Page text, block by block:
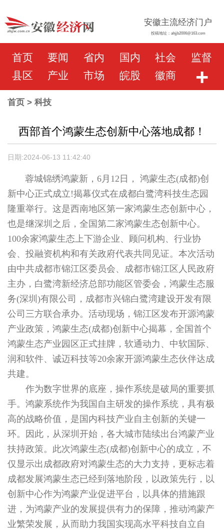
安徽主流经济门户
投稿地址：ahjjb2006@163.com
首页 要闻 省内 国内 社会
监督
县区
产业 市场 皖股 徽商 +
首页> 科技
西部首个鸿蒙生态创新中心落地成都！
日期:2024-06-13 11:42:40
蓉城锦绣鸿蒙新，6月12日， 鸿蒙生态(成都)创
新中心正式成立!揭幕仪式在成都白鹭湾科技生态园
隆重举行。这是西南地区第一家鸿蒙生态创新中心，
也是继深圳之后，全国第二家鸿蒙生态创新中心。
100余家鸿蒙生态上下游企业、顾问机构、行业协
会、投融资机构和有关政府代表共同见证。本次活动
由中共成都市锦江区委员会、成都市锦江区人民政府
主办，白鹭湾新经济总部功能区管委会，鸿蒙生态服
务(深圳)有限公司，成都市兴锦白鹭湾建设开发有限
公司三方联合承办。活动现场，锦江区发布开源鸿蒙
产业政策，鸿蒙生态(成都)创新中心揭幕，全国首个
鸿蒙生态产业园区正式挂牌，软通动力、中软国际、
润和软件、诚迈科技等20余家开源鸿蒙生态伙伴达成
共建。
作为数字世界的底座，操作系统是破局的重要抓
手。鸿蒙系统作为我国自主研发的操作系统，具有极
高的战略价值，是国内科技产业自主创新的关键一
环。因此，从深圳开始，各大城市陆续出台鸿蒙产业
扶持政策。此次鸿蒙生态(成都)创新中心的成立，不
仅显示出成都政府对鸿蒙生态的大力支持，更标志着
成都发展鸿蒙生态已经到落地阶段，以政策先行，以
创新中心作为鸿蒙产业促进平台，以具体的措施跟
进，为鸿蒙产业的发展提供有力的保障，推动鸿蒙产
业繁荣发展，从而助力我国实现高水平科技自立自